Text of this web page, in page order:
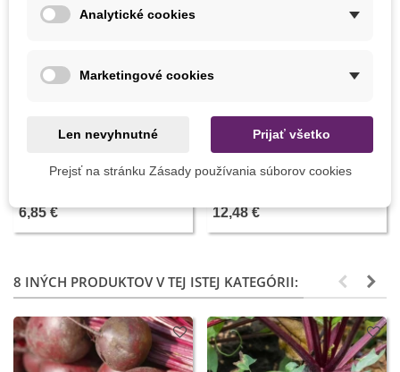
Pridať do košíka
Hoštický hnoj kravský - bio
6,85 €
Pridať do košíka
Sadiaci kolík - celokovový - 1
12,48 €
8 INÝCH PRODUKTOV V TEJ ISTEJ KATEGÓRII:
Analytické cookies
Marketingové cookies
Len nevyhnutné Prijať všetko
Prejsť na stránku Zásady používania súborov cookies